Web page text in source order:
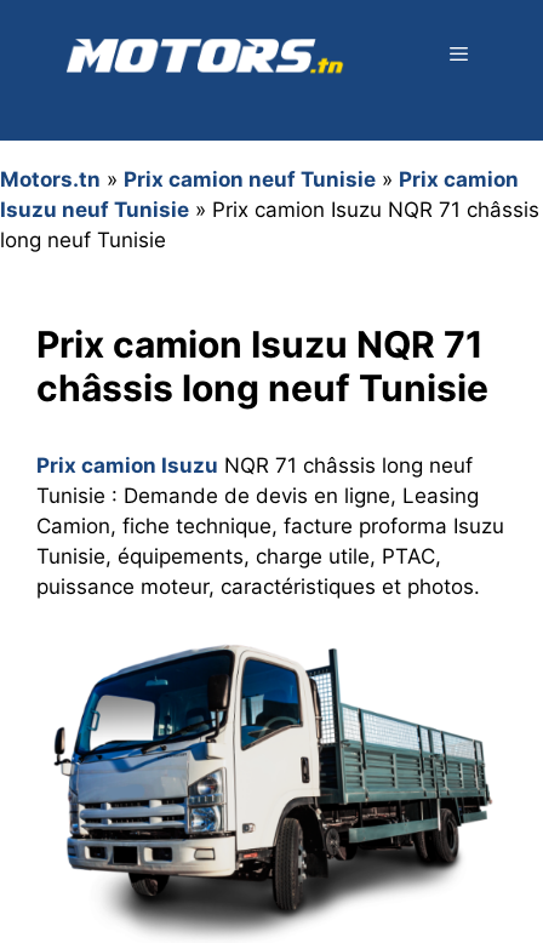
contenu
Motors.tn » Prix camion neuf Tunisie » Prix camion
Isuzu neuf Tunisie » Prix camion Isuzu NQR 71 châssis
long neuf Tunisie
Prix camion Isuzu NQR 71
châssis long neuf Tunisie
Prix camion Isuzu NQR 71 châssis long neuf
Tunisie : Demande de devis en ligne, Leasing
Camion, fiche technique, facture proforma Isuzu
Tunisie, équipements, charge utile, PTAC,
puissance moteur, caractéristiques et photos.